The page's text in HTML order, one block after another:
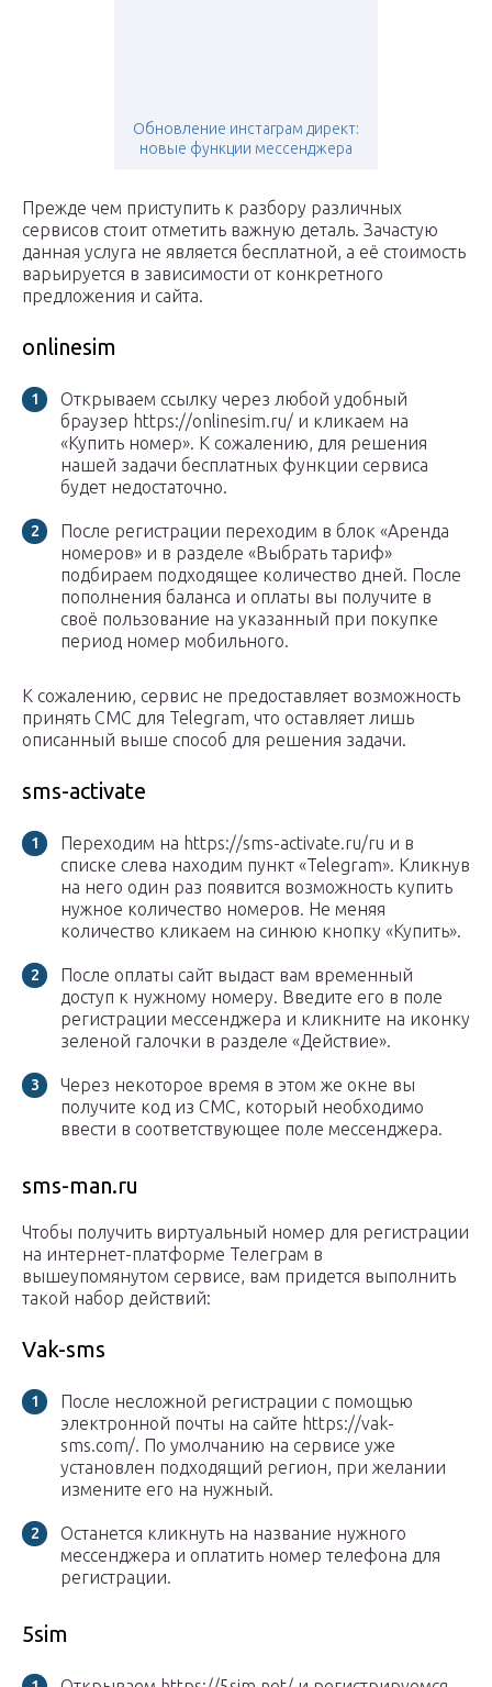
Обновление инстаграм директ:
новые функции мессенджера
Прежде чем приступить к разбору различных
сервисов стоит отметить важную деталь. Зачастую
данная услуга не является бесплатной, а её стоимость
варьируется в зависимости от конкретного
предложения и сайта.
onlinesim
Открываем ссылку через любой удобный
браузер https://onlinesim.ru/ и кликаем на
«Купить номер». К сожалению, для решения
нашей задачи бесплатных функции сервиса
будет недостаточно.
После регистрации переходим в блок «Аренда
номеров» и в разделе «Выбрать тариф»
подбираем подходящее количество дней. После
пополнения баланса и оплаты вы получите в
своё пользование на указанный при покупке
период номер мобильного.
К сожалению, сервис не предоставляет возможность
принять СМС для Telegram, что оставляет лишь
описанный выше способ для решения задачи.
sms-activate
Переходим на https://sms-activate.ru/ru и в
списке слева находим пункт «Telegram». Кликнув
на него один раз появится возможность купить
нужное количество номеров. Не меняя
количество кликаем на синюю кнопку «Купить».
После оплаты сайт выдаст вам временный
доступ к нужному номеру. Введите его в поле
регистрации мессенджера и кликните на иконку
зеленой галочки в разделе «Действие».
Через некоторое время в этом же окне вы
получите код из СМС, который необходимо
ввести в соответствующее поле мессенджера.
sms-man.ru
Чтобы получить виртуальный номер для регистрации
на интернет-платформе Телеграм в
вышеупомянутом сервисе, вам придется выполнить
такой набор действий:
Vak-sms
После несложной регистрации с помощью
электронной почты на сайте https://vak-
sms.com/. По умолчанию на сервисе уже
установлен подходящий регион, при желании
измените его на нужный.
Останется кликнуть на название нужного
мессенджера и оплатить номер телефона для
регистрации.
5sim